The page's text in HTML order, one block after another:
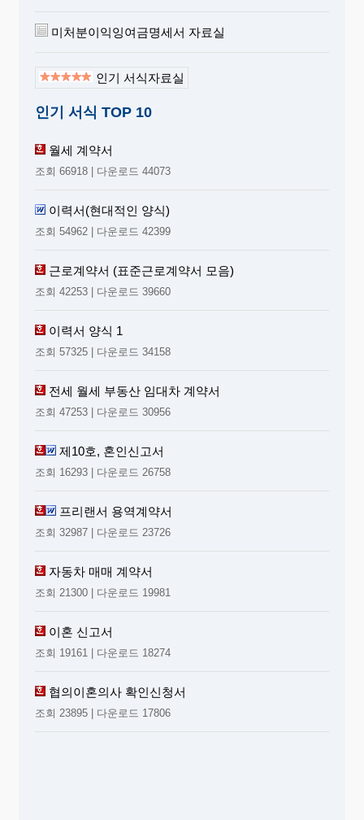
미처분이익잉여금명세서 자료실
인기 서식자료실
인기 서식 TOP 10
월세 계약서
조회 66918 | 다운로드 44073
이력서(현대적인 양식)
조회 54962 | 다운로드 42399
근로계약서 (표준근로계약서 모음)
조회 42253 | 다운로드 39660
이력서 양식 1
조회 57325 | 다운로드 34158
전세 월세 부동산 임대차 계약서
조회 47253 | 다운로드 30956
제10호, 혼인신고서
조회 16293 | 다운로드 26758
프리랜서 용역계약서
조회 32987 | 다운로드 23726
자동차 매매 계약서
조회 21300 | 다운로드 19981
이혼 신고서
조회 19161 | 다운로드 18274
협의이혼의사 확인신청서
조회 23895 | 다운로드 17806